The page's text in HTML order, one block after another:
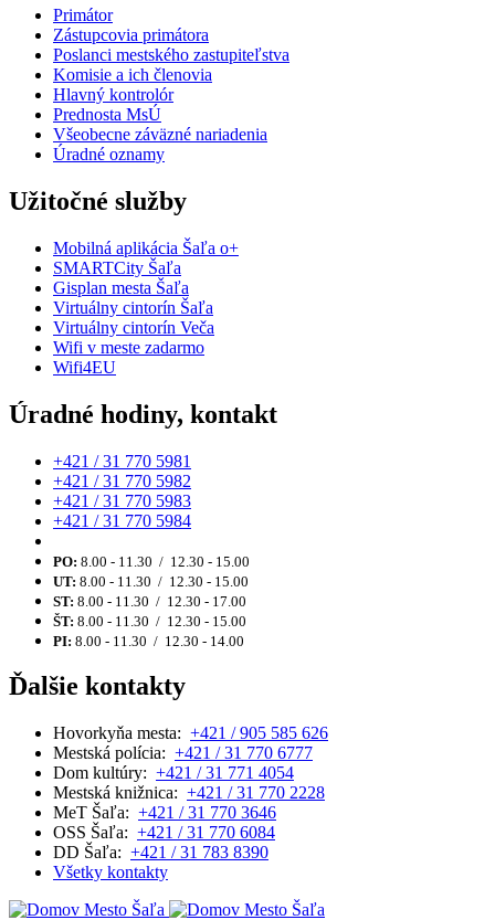
Primátor
Zástupcovia primátora
Poslanci mestského zastupiteľstva
Komisie a ich členovia
Hlavný kontrolór
Prednosta MsÚ
Všeobecne záväzné nariadenia
Úradné oznamy
Užitočné služby
Mobilná aplikácia Šaľa o+
SMARTCity Šaľa
Gisplan mesta Šaľa
Virtuálny cintorín Šaľa
Virtuálny cintorín Veča
Wifi v meste zadarmo
Wifi4EU
Úradné hodiny, kontakt
+421 / 31 770 5981
+421 / 31 770 5982
+421 / 31 770 5983
+421 / 31 770 5984
PO: 8.00 - 11.30 / 12.30 - 15.00
UT: 8.00 - 11.30 / 12.30 - 15.00
ST: 8.00 - 11.30 / 12.30 - 17.00
ŠT: 8.00 - 11.30 / 12.30 - 15.00
PI: 8.00 - 11.30 / 12.30 - 14.00
Ďalšie kontakty
Hovorkyňa mesta: +421 / 905 585 626
Mestská polícia: +421 / 31 770 6777
Dom kultúry: +421 / 31 771 4054
Mestská knižnica: +421 / 31 770 2228
MeT Šaľa: +421 / 31 770 3646
OSS Šaľa: +421 / 31 770 6084
DD Šaľa: +421 / 31 783 8390
Všetky kontakty